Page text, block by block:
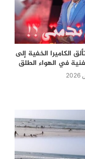
الكاميرا الخفية إلى
في الهواء الطلق